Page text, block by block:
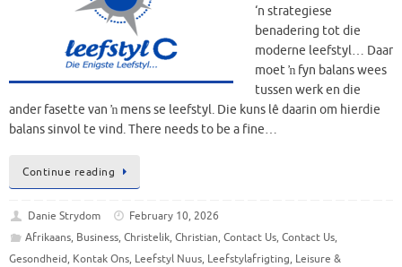
‘n strategiese
benadering tot die
moderne leefstyl… Daar
moet ŉ fyn balans wees
tussen werk en die
ander fasette van ŉ mens se leefstyl. Die kuns lê daarin om hierdie
balans sinvol te vind. There needs to be a fine…
Continue reading
Danie Strydom
February 10, 2026
Afrikaans, Business, Christelik, Christian, Contact Us, Contact Us,
Gesondheid, Kontak Ons, Leefstyl Nuus, Leefstylafrigting, Leisure &